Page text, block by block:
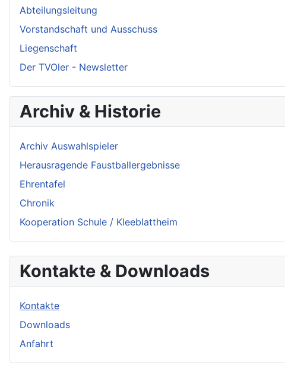
Abteilungsleitung
Vorstandschaft und Ausschuss
Liegenschaft
Der TVOler - Newsletter
Archiv & Historie
Archiv Auswahlspieler
Herausragende Faustballergebnisse
Ehrentafel
Chronik
Kooperation Schule / Kleeblattheim
Kontakte & Downloads
Kontakte
Downloads
Anfahrt